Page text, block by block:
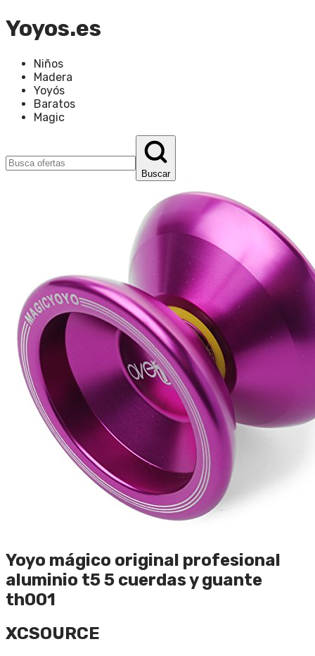
Yoyos.es
Niños
Madera
Yoyós
Baratos
Magic
Buscar
Yoyo mágico original profesional
aluminio t5 5 cuerdas y guante
th001
XCSOURCE